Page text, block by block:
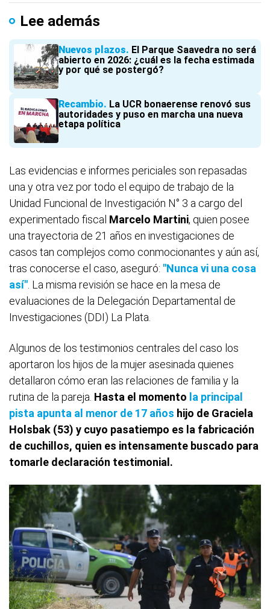
Lee además
Nuevos plazos
El Parque Saavedra no será
abierto en 2026: ¿cuál es la fecha estimada
y por qué se postergó?
Recambio
La UCR bonaerense renovó sus
autoridades y puso en marcha una nueva
etapa política
Las evidencias e informes periciales son repasadas
una y otra vez por todo el equipo de trabajo de la
Unidad Funcional de Investigación N° 3 a cargo del
experimentado fiscal Marcelo Martini, quien posee
una trayectoria de 21 años en investigaciones de
casos tan complejos como conmocionantes y aún así,
tras conocerse el caso, aseguró: "Nunca vi una cosa
así". La misma revisión se hace en la mesa de
evaluaciones de la Delegación Departamental de
Investigaciones (DDI) La Plata.
Algunos de los testimonios centrales del caso los
aportaron los hijos de la mujer asesinada quienes
detallaron cómo eran las relaciones de familia y la
rutina de la pareja. Hasta el momento la principal
pista apunta al menor de 17 años hijo de Graciela
Holsbak (53) y cuyo pasatiempo es la fabricación
de cuchillos, quien es intensamente buscado para
tomarle declaración testimonial.